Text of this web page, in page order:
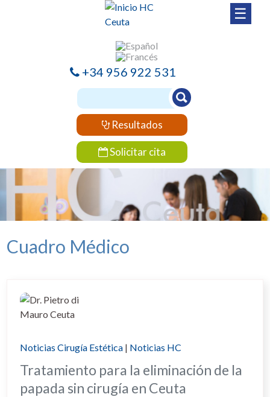
☰
+34 956 922 531
Resultados
Solicitar cita
Cuadro Médico
Noticias Cirugía Estética | Noticias HC
Tratamiento para la eliminación de la
papada sin cirugía en Ceuta